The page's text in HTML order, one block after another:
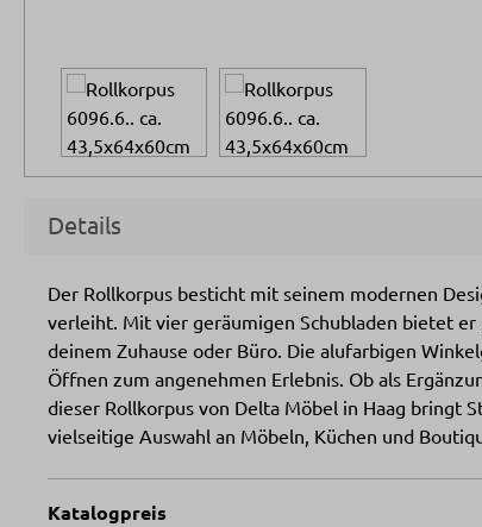
Details
Der Rollkorpus besticht mit seinem modernen
verleiht. Mit vier geräumigen Schubladen bietet
deinem Zuhause oder Büro. Die alufarbigen
Öffnen zum angenehmen Erlebnis. Ob als
dieser Rollkorpus von Delta Möbel in Haag bringt
vielseitige Auswahl an Möbeln, Küchen und
Katalogpreis